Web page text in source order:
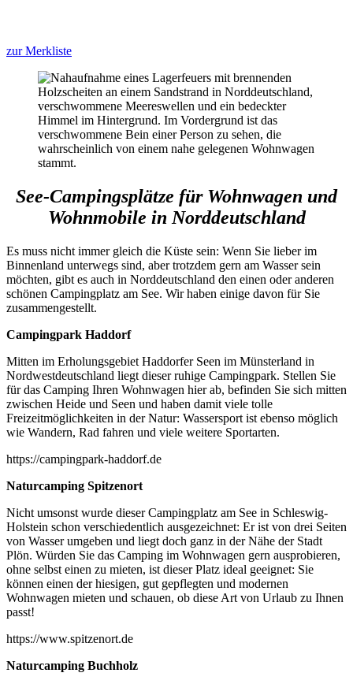
zur Merkliste
See-Campingsplätze für Wohnwagen und
Wohnmobile in Norddeutschland
Es muss nicht immer gleich die Küste sein: Wenn Sie lieber im
Binnenland unterwegs sind, aber trotzdem gern am Wasser sein
möchten, gibt es auch in Norddeutschland den einen oder anderen
schönen Campingplatz am See. Wir haben einige davon für Sie
zusammengestellt.
Campingpark Haddorf
Mitten im Erholungsgebiet Haddorfer Seen im Münsterland in
Nordwestdeutschland liegt dieser ruhige Campingpark. Stellen Sie
für das Camping Ihren Wohnwagen hier ab, befinden Sie sich mitten
zwischen Heide und Seen und haben damit viele tolle
Freizeitmöglichkeiten in der Natur: Wassersport ist ebenso möglich
wie Wandern, Rad fahren und viele weitere Sportarten.
https://campingpark-haddorf.de
Naturcamping Spitzenort
Nicht umsonst wurde dieser Campingplatz am See in Schleswig-
Holstein schon verschiedentlich ausgezeichnet: Er ist von drei Seiten
von Wasser umgeben und liegt doch ganz in der Nähe der Stadt
Plön. Würden Sie das Camping im Wohnwagen gern ausprobieren,
ohne selbst einen zu mieten, ist dieser Platz ideal geeignet: Sie
können einen der hiesigen, gut gepflegten und modernen
Wohnwagen mieten und schauen, ob diese Art von Urlaub zu Ihnen
passt!
https://www.spitzenort.de
Naturcamping Buchholz